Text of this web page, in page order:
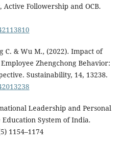
Followership and OCB.
C. & Wu M., (2022). Impact of
Zhengchong Behavior:
Sustainability, 14, 13238.
Leadership and Personal
System of India.
1154–1174